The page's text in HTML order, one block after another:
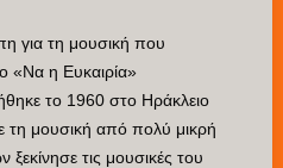
για τη μουσική που
«Να η Ευκαιρία»
το 1960 στο Ηράκλειο
τη μουσική από πολύ μικρή
ξεκίνησε τις μουσικές του